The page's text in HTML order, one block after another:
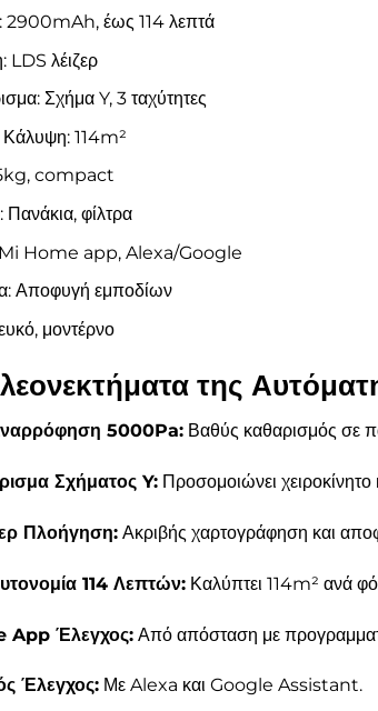
2900mAh, έως 114 λεπτά
LDS λέιζερ
Σχήμα Y, 3 ταχύτητες
114m²
compact
φίλτρα
Mi Home app, Alexa/Google
Αποφυγή εμποδίων
μοντέρνο
της
5000Pa: Βαθύς καθαρισμός σε
Σχήματος Y: Προσομοιώνει
Πλοήγηση: Ακριβής χαρτογράφηση και
114 Λεπτών: Καλύπτει 114m² ανά
App Έλεγχος: Από απόσταση με
Έλεγχος: Με Alexa και Google Assistant.